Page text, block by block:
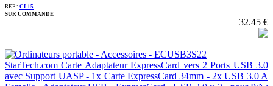
REF : CL15
SUR COMMANDE
32.45 €
StarTech.com Carte Adaptateur ExpressCard vers 2 Ports USB 3.0
avec Support UASP - 1x Carte ExpressCard 34mm - 2x USB 3.0 A